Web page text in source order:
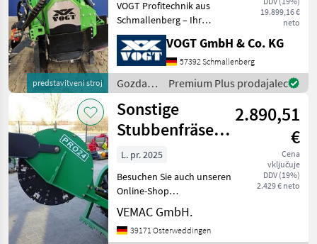
predstavitveni stroj
19.899,16 €
neto
VOGT Profitechnik aus
Schmallenberg – Ihr
führender Anbieter für
professionelle
Landschaftspflegetechnik =
Mehrere VOGT-Standorte +
100 Servicepartner in
Deutsch
VOGT GmbH & Co. KG
57392 Schmallenberg
Gozdarska
in
lesarska
mehanizacija
/
Sonstige
Premium Plus prodajalec
Sonstige
Stubbenfräse
Stumpffräse
Baumstumpffräse
Geo Pro
2.890,51
€
Cena
vključuje
DDV (19%)
2.429 € neto
L. pr. 2025
Besuchen Sie auch unseren
Online-Shop
www.traktorshop24. com
Stubbenfräse
Baumstumpffräse Geo
VEMAC GmbH.
39171 Osterweddingen